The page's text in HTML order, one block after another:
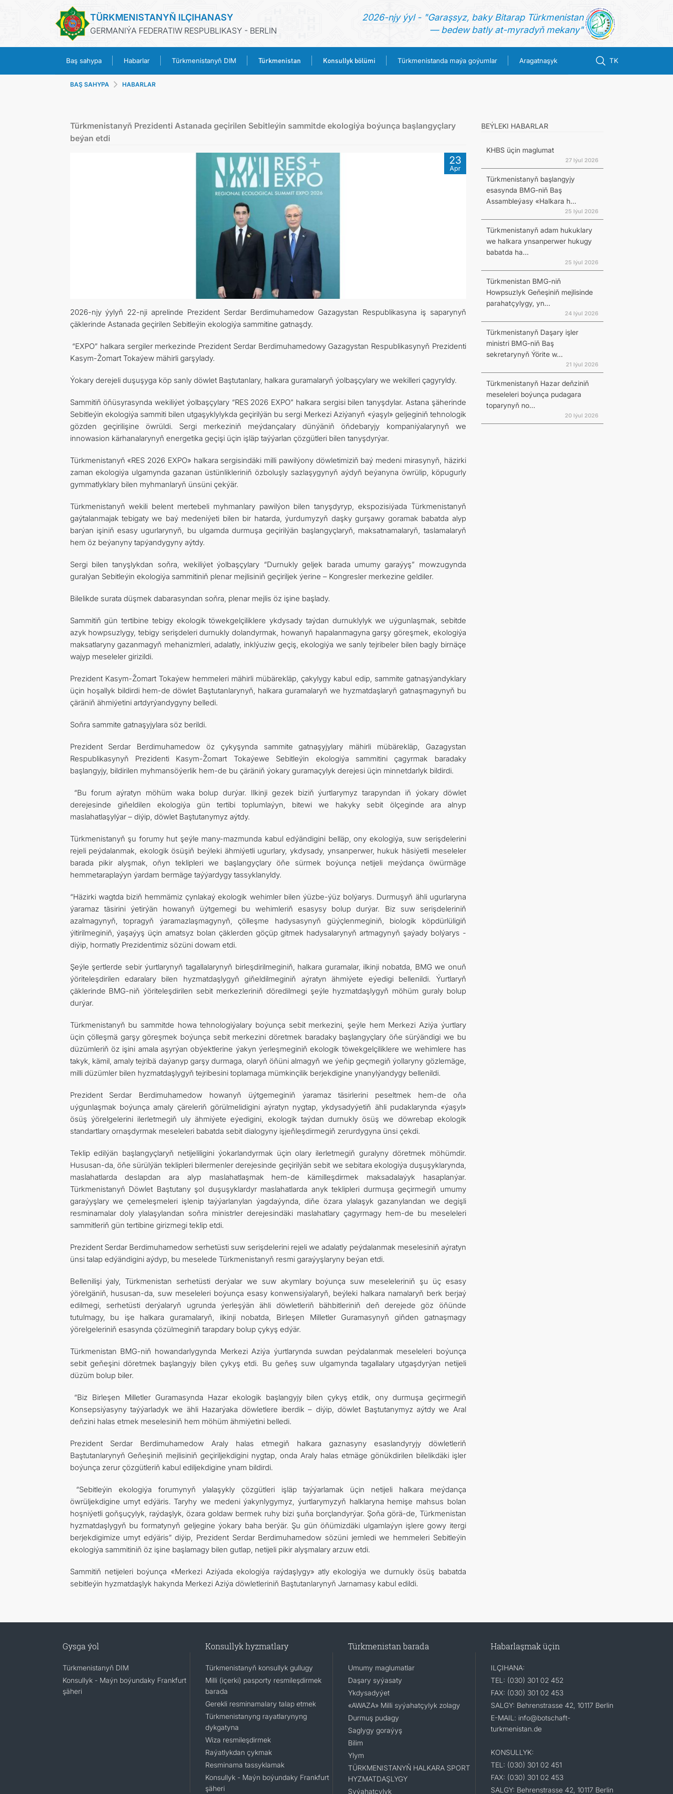
TÜRKMENISTANYŇ ILÇIHANASY
GERMANIÝA FEDERATIW RESPUBLIKASY - BERLIN
2026-njy ýyl - "Garaşsyz, baky Bitarap Türkmenistan
— bedew batly at-myradyň mekany"
Baş sahypa Habarlar Türkmenistanyň DIM Türkmenistan Konsullyk bölümi Türkmenistanda maýa goýumlar Aragatnaşyk TK
TÜRKMENISTAN
KONSULLYK BÖLÜMI
TÜRKMENISTANDA MAÝA GOÝUMLAR
ARAGATNAŞYK
BAŞ SAHYPA HABARLAR
Türkmenistanyň Prezidenti Astanada geçirilen Sebitleýin sammitde ekologiýa boýunça başlangyçlary
beýan etdi
23
Apr
2026-njy ýylyň 22-nji aprelinde Prezident Serdar Berdimuhamedow Gazagystan Respublikasyna iş saparynyň
çäklerinde Astanada geçirilen Sebitleýin ekologiýa sammitine gatnaşdy.
“EXPO” halkara sergiler merkezinde Prezident Serdar Berdimuhamedowy Gazagystan Respublikasynyň Prezidenti
Kasym-Žomart Tokaýew mähirli garşylady.
Ýokary derejeli duşuşyga köp sanly döwlet Baştutanlary, halkara guramalaryň ýolbaşçylary we wekilleri çagyryldy.
Sammitiň öňüsyrasynda wekiliýet ýolbaşçylary “RES 2026 EXPO” halkara sergisi bilen tanyşdylar. Astana şäherinde
Sebitleýin ekologiýa sammiti bilen utgaşyklylykda geçirilýän bu sergi Merkezi Aziýanyň «ýaşyl» geljeginiň tehnologik
gözden geçirilişine öwrüldi. Sergi merkeziniň meýdançalary dünýäniň öňdebaryjy kompaniýalarynyň we
innowasion kärhanalarynyň energetika geçişi üçin işläp taýýarlan çözgütleri bilen tanyşdyrýar.
Türkmenistanyň «RES 2026 EXPO» halkara sergisindäki milli pawilýony döwletimiziň baý medeni mirasynyň, häzirki
zaman ekologiýa ulgamynda gazanan üstünlikleriniň özboluşly sazlaşygynyň aýdyň beýanyna öwrülip, köpugurly
gymmatlyklary bilen myhmanlaryň ünsüni çekýär.
Türkmenistanyň wekili belent mertebeli myhmanlary pawilýon bilen tanyşdyryp, ekspozisiýada Türkmenistanyň
gaýtalanmajak tebigaty we baý medeniýeti bilen bir hatarda, ýurdumyzyň daşky gurşawy goramak babatda alyp
barýan işiniň esasy ugurlarynyň, bu ulgamda durmuşa geçirilýän başlangyçlaryň, maksatnamalaryň, taslamalaryň
hem öz beýanyny tapýandygyny aýtdy.
Sergi bilen tanyşlykdan soňra, wekiliýet ýolbaşçylary “Durnukly geljek barada umumy garaýyş” mowzugynda
guralýan Sebitleýin ekologiýa sammitiniň plenar mejlisiniň geçiriljek ýerine – Kongresler merkezine geldiler.
Bilelikde surata düşmek dabarasyndan soňra, plenar mejlis öz işine başlady.
Sammitiň gün tertibine tebigy ekologik töwekgelçiliklere ykdysady taýdan durnuklylyk we uýgunlaşmak, sebitde
azyk howpsuzlygy, tebigy serişdeleri durnukly dolandyrmak, howanyň hapalanmagyna garşy göreşmek, ekologiýa
maksatlaryny gazanmagyň mehanizmleri, adalatly, inklýuziw geçiş, ekologiýa we sanly tejribeler bilen bagly birnäçe
wajyp meseleler girizildi.
Prezident Kasym-Žomart Tokaýew hemmeleri mähirli mübärekläp, çakylygy kabul edip, sammite gatnaşýandyklary
üçin hoşallyk bildirdi hem-de döwlet Baştutanlarynyň, halkara guramalaryň we hyzmatdaşlaryň gatnaşmagynyň bu
çäräniň ähmiýetini artdyrýandygyny belledi.
Soňra sammite gatnaşyjylara söz berildi.
Prezident Serdar Berdimuhamedow öz çykyşynda sammite gatnaşyjylary mähirli mübärekläp, Gazagystan
Respublikasynyň Prezidenti Kasym-Žomart Tokaýewe Sebitleýin ekologiýa sammitini çagyrmak baradaky
başlangyjy, bildirilen myhmansöýerlik hem-de bu çäräniň ýokary guramaçylyk derejesi üçin minnetdarlyk bildirdi.
“Bu forum aýratyn möhüm waka bolup durýar. Ilkinji gezek biziň ýurtlarymyz tarapyndan iň ýokary döwlet
derejesinde giňeldilen ekologiýa gün tertibi toplumlaýyn, bitewi we hakyky sebit ölçeginde ara alnyp
maslahatlaşylýar – diýip, döwlet Baştutanymyz aýtdy.
Türkmenistanyň şu forumy hut şeýle many-mazmunda kabul edýändigini belläp, ony ekologiýa, suw serişdelerini
rejeli peýdalanmak, ekologik ösüşiň beýleki ähmiýetli ugurlary, ykdysady, ynsanperwer, hukuk häsiýetli meseleler
barada pikir alyşmak, oňyn teklipleri we başlangyçlary öňe sürmek boýunça netijeli meýdança öwürmäge
hemmetaraplaýyn ýardam bermäge taýýardygy tassyklanyldy.
“Häzirki wagtda biziň hemmämiz çynlakaý ekologik wehimler bilen ýüzbe-ýüz bolýarys. Durmuşyň ähli ugurlaryna
ýaramaz täsirini ýetirýän howanyň üýtgemegi bu wehimleriň esasysy bolup durýar. Biz suw serişdeleriniň
azalmagynyň, topragyň ýaramazlaşmagynyň, çölleşme hadysasynyň güýçlenmeginiň, biologik köpdürlüligiň
ýitirilmeginiň, ýaşaýyş üçin amatsyz bolan çäklerden göçüp gitmek hadysalarynyň artmagynyň şaýady bolýarys -
diýip, hormatly Prezidentimiz sözüni dowam etdi.
Şeýle şertlerde sebir ýurtlarynyň tagallalarynyň birleşdirilmeginiň, halkara guramalar, ilkinji nobatda, BMG we onuň
ýöriteleşdirilen edaralary bilen hyzmatdaşlygyň giňeldilmeginiň aýratyn ähmiýete eýedigi bellenildi. Ýurtlaryň
çäklerinde BMG-niň ýöriteleşdirilen sebit merkezleriniň döredilmegi şeýle hyzmatdaşlygyň möhüm guraly bolup
durýar.
Türkmenistanyň bu sammitde howa tehnologiýalary boýunça sebit merkezini, şeýle hem Merkezi Aziýa ýurtlary
üçin çölleşmä garşy göreşmek boýunça sebit merkezini döretmek baradaky başlangyçlary öňe sürýändigi we bu
düzümleriň öz işini amala aşyrýan obýektlerine ýakyn ýerleşmeginiň ekologik töwekgelçiliklere we wehimlere has
takyk, kämil, amaly tejribä daýanyp garşy durmaga, olaryň öňüni almagyň we ýeňip geçmegiň ýollaryny gözlemäge,
milli düzümler bilen hyzmatdaşlygyň tejribesini toplamaga mümkinçilik berjekdigine ynanylýandygy bellenildi.
Prezident Serdar Berdimuhamedow howanyň üýtgemeginiň ýaramaz täsirlerini peseltmek hem-de oňa
uýgunlaşmak boýunça amaly çäreleriň görülmelidigini aýratyn nygtap, ykdysadyýetiň ähli pudaklarynda «ýaşyl»
ösüş ýörelgelerini ilerletmegiň uly ähmiýete eýedigini, ekologik taýdan durnukly ösüş we döwrebap ekologik
standartlary ornaşdyrmak meseleleri babatda sebit dialogyny işjeňleşdirmegiň zerurdygyna ünsi çekdi.
Teklip edilýän başlangyçlaryň netijeliligini ýokarlandyrmak üçin olary ilerletmegiň guralyny döretmek möhümdir.
Hususan-da, öňe sürülýän teklipleri bilermenler derejesinde geçirilýän sebit we sebitara ekologiýa duşuşyklarynda,
maslahatlarda deslapdan ara alyp maslahatlaşmak hem-de kämilleşdirmek maksadalaýyk hasaplanýar.
Türkmenistanyň Döwlet Baştutany şol duşuşyklardyr maslahatlarda anyk teklipleri durmuşa geçirmegiň umumy
garaýyşlary we çemeleşmeleri işlenip taýýarlanylan ýagdaýynda, diňe özara ylalaşyk gazanylandan we degişli
resminamalar doly ylalaşylandan soňra ministrler derejesindäki maslahatlary çagyrmagy hem-de bu meseleleri
sammitleriň gün tertibine girizmegi teklip etdi.
Prezident Serdar Berdimuhamedow serhetüsti suw serişdelerini rejeli we adalatly peýdalanmak meselesiniň aýratyn
ünsi talap edýändigini aýdyp, bu meselede Türkmenistanyň resmi garaýyşlaryny beýan etdi.
Bellenilişi ýaly, Türkmenistan serhetüsti derýalar we suw akymlary boýunça suw meseleleriniň şu üç esasy
ýörelgäniň, hususan-da, suw meseleleri boýunça esasy konwensiýalaryň, beýleki halkara namalaryň berk berjaý
edilmegi, serhetüsti derýalaryň ugrunda ýerleşýän ähli döwletleriň bähbitleriniň deň derejede göz öňünde
tutulmagy, bu işe halkara guramalaryň, ilkinji nobatda, Birleşen Milletler Guramasynyň giňden gatnaşmagy
ýörelgeleriniň esasynda çözülmeginiň tarapdary bolup çykyş edýär.
Türkmenistan BMG-niň howandarlygynda Merkezi Aziýa ýurtlarynda suwdan peýdalanmak meseleleri boýunça
sebit geňeşini döretmek başlangyjy bilen çykyş etdi. Bu geňeş suw ulgamynda tagallalary utgaşdyrýan netijeli
düzüm bolup biler.
“Biz Birleşen Milletler Guramasynda Hazar ekologik başlangyjy bilen çykyş etdik, ony durmuşa geçirmegiň
Konsepsiýasyny taýýarladyk we ähli Hazarýaka döwletlere iberdik – diýip, döwlet Baştutanymyz aýtdy we Aral
deňzini halas etmek meselesiniň hem möhüm ähmiýetini belledi.
Prezident Serdar Berdimuhamedow Araly halas etmegiň halkara gaznasyny esaslandyryjy döwletleriň
Baştutanlarynyň Geňeşiniň mejlisiniň geçiriljekdigini nygtap, onda Araly halas etmäge gönükdirilen bilelikdäki işler
boýunça zerur çözgütleriň kabul ediljekdigine ynam bildirdi.
“Sebitleýin ekologiýa forumynyň ylalaşykly çözgütleri işläp taýýarlamak üçin netijeli halkara meýdança
öwrüljekdigine umyt edýäris. Taryhy we medeni ýakynlygymyz, ýurtlarymyzyň halklaryna hemişe mahsus bolan
hoşniýetli goňşuçylyk, raýdaşlyk, özara goldaw bermek ruhy bizi şuňa borçlandyrýar. Şoňa görä-de, Türkmenistan
hyzmatdaşlygyň bu formatynyň geljegine ýokary baha berýär. Şu gün öňümizdäki ulgamlaýyn işlere gowy itergi
berjekdigimize umyt edýäris” diýip, Prezident Serdar Berdimuhamedow sözüni jemledi we hemmeleri Sebitleýin
ekologiýa sammitiniň öz işine başlamagy bilen gutlap, netijeli pikir alyşmalary arzuw etdi.
Sammitiň netijeleri boýunça «Merkezi Aziýada ekologiýa raýdaşlygy» atly ekologiýa we durnukly ösüş babatda
sebitleýin hyzmatdaşlyk hakynda Merkezi Aziýa döwletleriniň Baştutanlarynyň Jarnamasy kabul edildi.
BEÝLEKI HABARLAR
KHBS üçin maglumat
27 Iýul 2026
Türkmenistanyň başlangyjy
esasynda BMG-niň Baş
Assambleýasy «Halkara h...
25 Iýul 2026
Türkmenistanyň adam hukuklary
we halkara ynsanperwer hukugy
babatda ha...
25 Iýul 2026
Türkmenistan BMG-niň
Howpsuzlyk Geňeşiniň mejlisinde
parahatçylygy, yn...
24 Iýul 2026
Türkmenistanyň Daşary işler
ministri BMG-niň Baş
sekretarynyň Ýörite w...
21 Iýul 2026
Türkmenistanyň Hazar deňziniň
meseleleri boýunça pudagara
toparynyň no...
20 Iýul 2026
Gysga ýol
Türkmenistanyň DIM
Konsullyk - Maýn boýundaky Frankfurt
şäheri
Konsullyk hyzmatlary
Türkmenistanyň konsullyk gullugy
Milli (içerki) pasporty resmileşdirmek
barada
Gerekli resminamalary talap etmek
Türkmenistanyng rayatlarynyng
dykgatyna
Wiza resmileşdirmek
Raýatlykdan çykmak
Resminama tassyklamak
Konsullyk - Maýn boýundaky Frankfurt
şäheri
Türkmenistan barada
Umumy maglumatlar
Daşary syýasaty
Ykdysadyýet
«AWAZA» Milli syýahatçylyk zolagy
Durmuş pudagy
Saglygy goraýyş
Bilim
Ylym
TÜRKMENISTANYŇ HALKARA SPORT
HYZMATDAŞLYGY
Syýahatçylyk
Habarlaşmak üçin
ILÇIHANA:
TEL: (030) 301 02 452
FAX: (030) 301 02 453
SALGY: Behrenstrasse 42, 10117 Berlin
E-MAIL: info@botschaft-
turkmenistan.de
KONSULLYK:
TEL: (030) 301 02 451
FAX: (030) 301 02 453
SALGY: Behrenstrasse 42, 10117 Berlin